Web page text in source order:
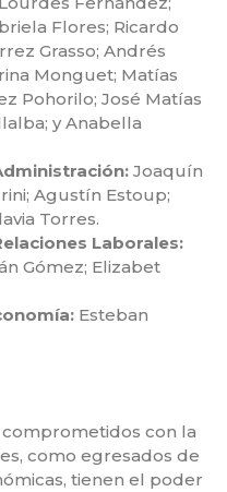
Flores; Ricardo
Grasso; Andrés
Monguet; Matías
Pohorilo; José Matías
y Anabella
Joaquín
Agustín Estoup;
Torres.
Laborales:
Gómez; Elizabet
Esteban
con la
como egresados de
tienen el poder